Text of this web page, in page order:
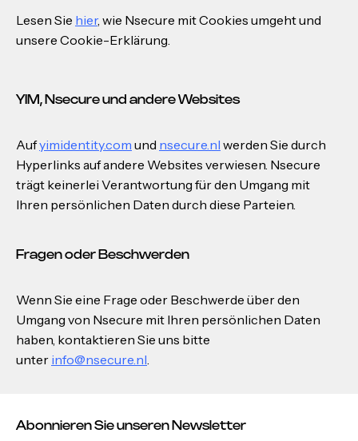
Lesen Sie hier, wie Nsecure mit Cookies umgeht und
unsere Cookie-Erklärung.
YIM, Nsecure und andere Websites
Aufyimidentity.com und nsecure.nl werden Sie durch
Hyperlinks auf andere Websites verwiesen. Nsecure
trägt keinerlei Verantwortung für den Umgang mit
Ihren persönlichen Daten durch diese Parteien.
Fragen oder Beschwerden
Wenn Sie eine Frage oder Beschwerde über den
Umgang von Nsecure mit Ihren persönlichen Daten
haben, kontaktieren Sie uns bitte
unter info@nsecure.nl.
Abonnieren Sie unseren Newsletter